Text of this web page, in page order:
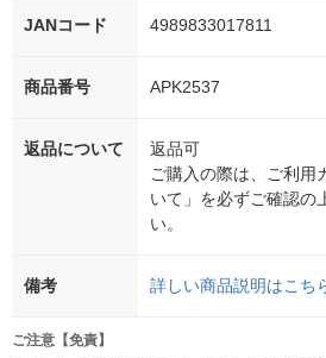
JANコード 4989833017811
商品番号 APK2537
返品について
返品可
ご購入の際は、ご利用
いて」を必ずご確認の
い。
備考 詳しい商品説明はこち
ご注意【免責】